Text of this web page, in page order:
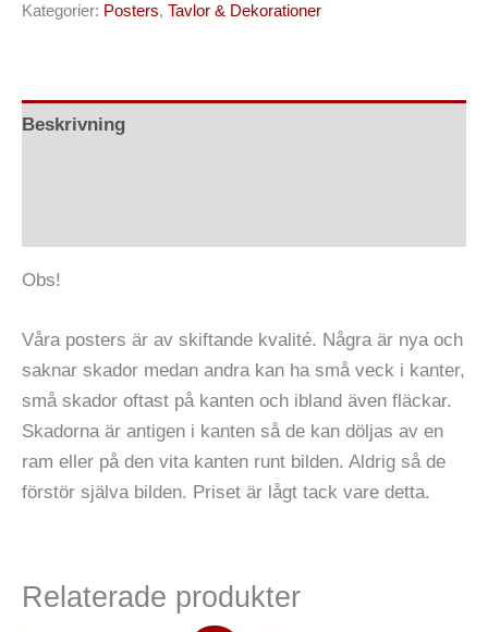
Kategorier: Posters, Tavlor & Dekorationer
Beskrivning
Obs!
Våra posters är av skiftande kvalité. Några är nya och
saknar skador medan andra kan ha små veck i kanter,
små skador oftast på kanten och ibland även fläckar.
Skadorna är antigen i kanten så de kan döljas av en
ram eller på den vita kanten runt bilden. Aldrig så de
förstör själva bilden. Priset är lågt tack vare detta.
Relaterade produkter